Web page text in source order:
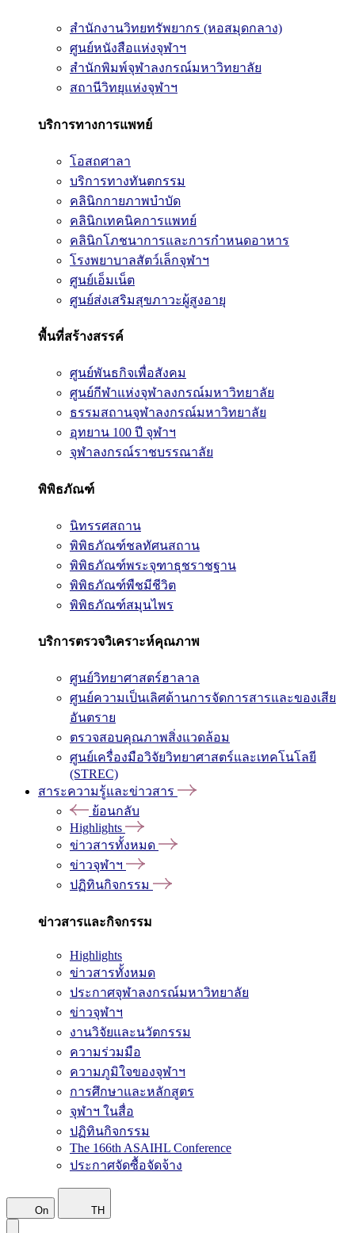
สำนักงานวิทยทรัพยากร (หอสมุดกลาง)
ศูนย์หนังสือแห่งจุฬาฯ
สำนักพิมพ์จุฬาลงกรณ์มหาวิทยาลัย
สถานีวิทยุแห่งจุฬาฯ
บริการทางการแพทย์
โอสถศาลา
บริการทางทันตกรรม
คลินิกกายภาพบำบัด
คลินิกเทคนิคการแพทย์
คลินิกโภชนาการและการกำหนดอาหาร
โรงพยาบาลสัตว์เล็กจุฬาฯ
ศูนย์เอ็มเน็ต
ศูนย์ส่งเสริมสุขภาวะผู้สูงอายุ
พื้นที่สร้างสรรค์
ศูนย์พันธกิจเพื่อสังคม
ศูนย์กีฬาแห่งจุฬาลงกรณ์มหาวิทยาลัย
ธรรมสถานจุฬาลงกรณ์มหาวิทยาลัย
อุทยาน 100 ปี จุฬาฯ
จุฬาลงกรณ์ราชบรรณาลัย
พิพิธภัณฑ์
นิทรรศสถาน
พิพิธภัณฑ์ชลทัศนสถาน
พิพิธภัณฑ์พระจุฑาธุชราชฐาน
พิพิธภัณฑ์พืชมีชีวิต
พิพิธภัณฑ์สมุนไพร
บริการตรวจวิเคราะห์คุณภาพ
ศูนย์วิทยาศาสตร์ฮาลาล
ศูนย์ความเป็นเลิศด้านการจัดการสารและของเสีย
อันตราย
ตรวจสอบคุณภาพสิ่งแวดล้อม
ศูนย์เครื่องมือวิจัยวิทยาศาสตร์และเทคโนโลยี
(STREC)
สาระความรู้และข่าวสาร
ย้อนกลับ
Highlights
ข่าวสารทั้งหมด
ข่าวจุฬาฯ
ปฏิทินกิจกรรม
ข่าวสารและกิจกรรม
Highlights
ข่าวสารทั้งหมด
ประกาศจุฬาลงกรณ์มหาวิทยาลัย
ข่าวจุฬาฯ
งานวิจัยและนวัตกรรม
ความร่วมมือ
ความภูมิใจของจุฬาฯ
การศึกษาและหลักสูตร
จุฬาฯ ในสื่อ
ปฏิทินกิจกรรม
The 166th ASAIHL Conference
ประกาศจัดซื้อจัดจ้าง
On TH